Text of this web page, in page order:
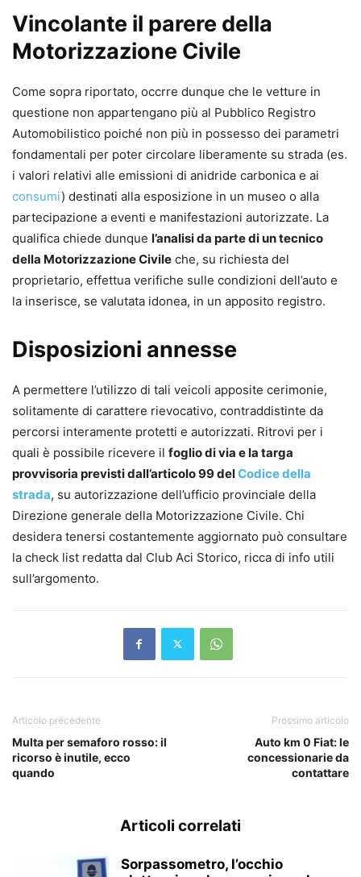
Vincolante il parere della
Motorizzazione Civile
Come sopra riportato, occrre dunque che le vetture in
questione non appartengano più al Pubblico Registro
Automobilistico poiché non più in possesso dei parametri
fondamentali per poter circolare liberamente su strada (es.
i valori relativi alle emissioni di anidride carbonica e ai
consumi) destinati alla esposizione in un museo o alla
partecipazione a eventi e manifestazioni autorizzate. La
qualifica chiede dunque l’analisi da parte di un tecnico
della Motorizzazione Civile che, su richiesta del
proprietario, effettua verifiche sulle condizioni dell’auto e
la inserisce, se valutata idonea, in un apposito registro.
Disposizioni annesse
A permettere l’utilizzo di tali veicoli apposite cerimonie,
solitamente di carattere rievocativo, contraddistinte da
percorsi interamente protetti e autorizzati. Ritrovi per i
quali è possibile ricevere il foglio di via e la targa
provvisoria previsti dall’articolo 99 delCodice della
strada, su autorizzazione dell’ufficio provinciale della
Direzione generale della Motorizzazione Civile. Chi
desidera tenersi costantemente aggiornato può consultare
la check list redatta dal Club Aci Storico, ricca di info utili
sull’argomento.
Articolo precedente
Multa per semaforo rosso: il
ricorso è inutile, ecco
quando
Prossimo articolo
Auto km 0 Fiat: le
concessionarie da
contattare
Articoli correlati
Sorpassometro, l’occhio